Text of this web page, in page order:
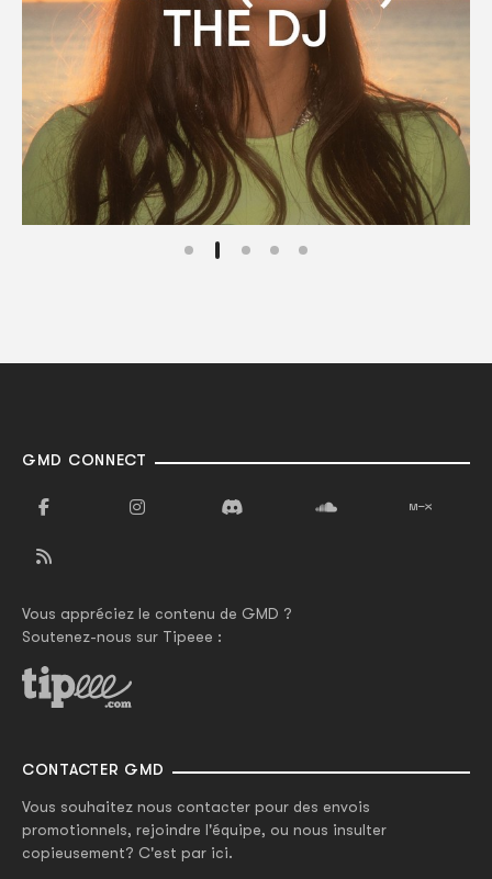
GMD CONNECT
Vous appréciez le contenu de GMD ?
Soutenez-nous sur Tipeee :
CONTACTER GMD
Vous souhaitez nous contacter pour des envois
promotionnels, rejoindre l'équipe, ou nous insulter
copieusement? C'est par ici.